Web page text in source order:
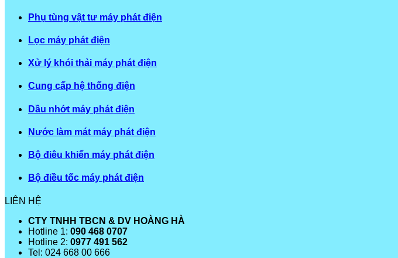
Phụ tùng vật tư máy phát điện
Lọc máy phát điện
Xử lý khói thải máy phát điện
Cung cấp hệ thống điện
Dầu nhớt máy phát điện
Nước làm mát máy phát điện
Bộ điêu khiển máy phát điện
Bộ điều tốc máy phát điện
LIÊN HỆ
CTY TNHH TBCN & DV HOÀNG HÀ
Hotline 1: 090 468 0707
Hotline 2: 0977 491 562
Tel: 024 668 00 666